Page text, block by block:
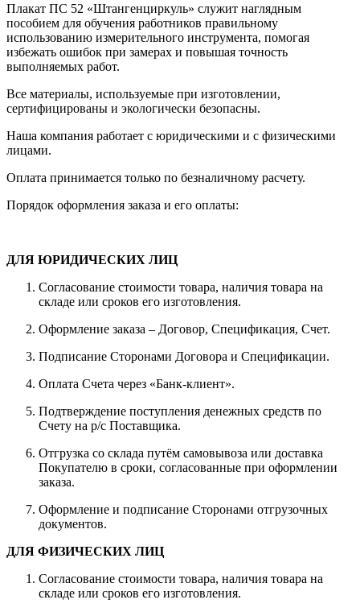
Плакат ПС 52 «Штангенциркуль» служит наглядным
пособием для обучения работников правильному
использованию измерительного инструмента, помогая
избежать ошибок при замерах и повышая точность
выполняемых работ.
Все материалы, используемые при изготовлении,
сертифицированы и экологически безопасны.
Наша компания работает с юридическими и с физическими
лицами.
Оплата принимается только по безналичному расчету.
Порядок оформления заказа и его оплаты:
ДЛЯ ЮРИДИЧЕСКИХ ЛИЦ
Согласование стоимости товара, наличия товара на
складе или сроков его изготовления.
Оформление заказа – Договор, Спецификация, Счет.
Подписание Сторонами Договора и Спецификации.
Оплата Счета через «Банк-клиент».
Подтверждение поступления денежных средств по
Счету на р/с Поставщика.
Отгрузка со склада путём самовывоза или доставка
Покупателю в сроки, согласованные при оформлении
заказа.
Оформление и подписание Сторонами отгрузочных
документов.
ДЛЯ ФИЗИЧЕСКИХ ЛИЦ
Согласование стоимости товара, наличия товара на
складе или сроков его изготовления.